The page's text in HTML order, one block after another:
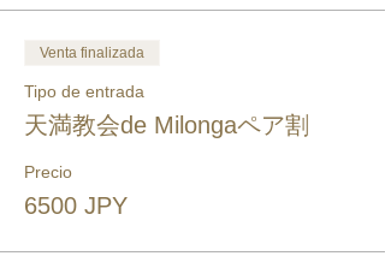
Venta finalizada
Tipo de entrada
天満教会de Milongaペア割
Precio
6500 JPY